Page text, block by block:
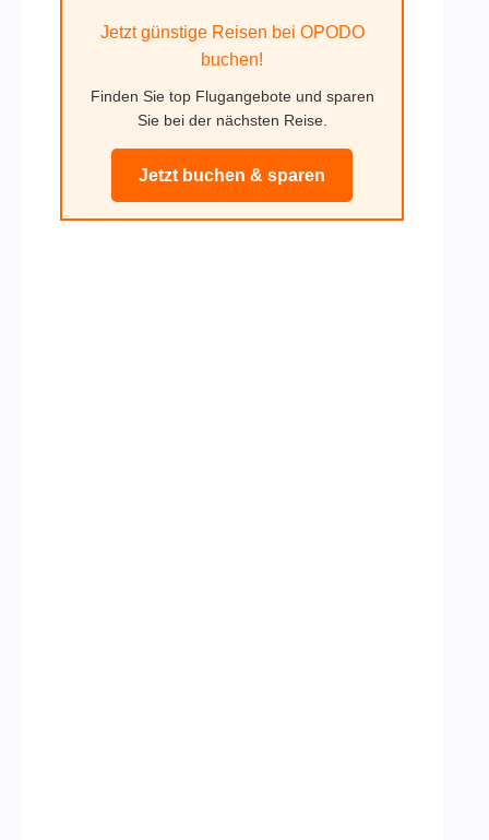
Jetzt günstige Reisen bei OPODO
buchen!
Finden Sie top Flugangebote und sparen
Sie bei der nächsten Reise.
Jetzt buchen & sparen